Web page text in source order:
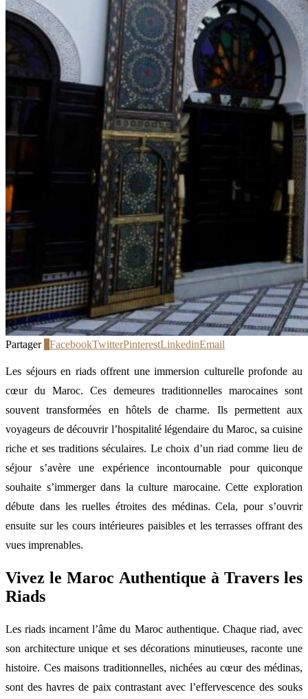
Partager FacebookTwitterPinterestLinkedinEmail
Les séjours en riads offrent une immersion culturelle profonde au
cœur du Maroc. Ces demeures traditionnelles marocaines sont
souvent transformées en hôtels de charme. Ils permettent aux
voyageurs de découvrir l’hospitalité légendaire du Maroc, sa cuisine
riche et ses traditions séculaires. Le choix d’un riad comme lieu de
séjour s’avère une expérience incontournable pour quiconque
souhaite s’immerger dans la culture marocaine. Cette exploration
débute dans les ruelles étroites des médinas. Cela, pour s’ouvrir
ensuite sur les cours intérieures paisibles et les terrasses offrant des
vues imprenables.
Vivez le Maroc Authentique à Travers les
Riads
Les riads incarnent l’âme du Maroc authentique. Chaque riad, avec
son architecture unique et ses décorations minutieuses, raconte une
histoire. Ces maisons traditionnelles, nichées au cœur des médinas,
sont des havres de paix contrastant avec l’effervescence des souks